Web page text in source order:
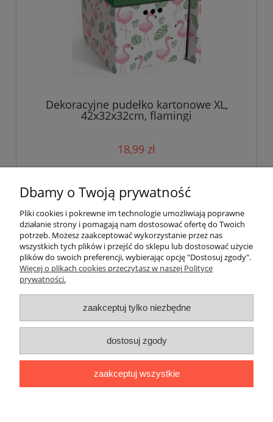
Dekoracyjne pudełko kartonowe XL,
42x32x32cm, flamingi
18,99 zł
Pomoc
Moje konto
Płatności i dostawa
Informacje
Dbamy o Twoją prywatność
Pliki cookies i pokrewne im technologie umożliwiają poprawne
działanie strony i pomagają nam dostosować ofertę do Twoich
potrzeb. Możesz zaakceptować wykorzystanie przez nas
wszystkich tych plików i przejść do sklepu lub dostosować użycie
plików do swoich preferencji, wybierając opcję "Dostosuj zgody".
Więcej o plikach cookies przeczytasz w naszej Polityce
prywatności.
zaakceptuj tylko niezbędne
dostosuj zgody
zaakceptuj wszystkie